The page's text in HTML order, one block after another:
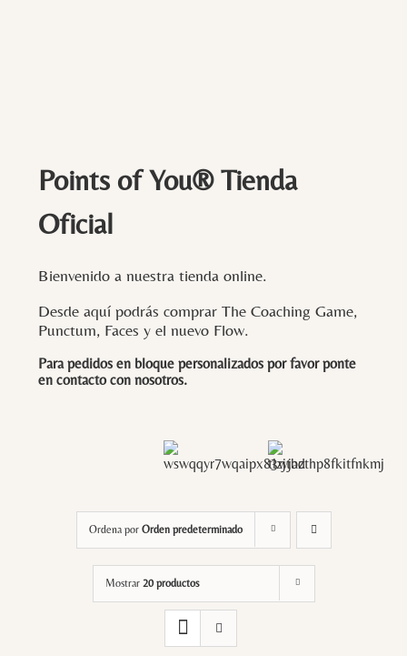
Points of You® Tienda
Oficial
Bienvenido a nuestra tienda online.
Desde aquí podrás comprar The Coaching Game,
Punctum, Faces y el nuevo Flow.
Para pedidos en bloque personalizados por favor ponte
en contacto con nosotros.
Ordena por Orden predeterminado
Mostrar 20 productos